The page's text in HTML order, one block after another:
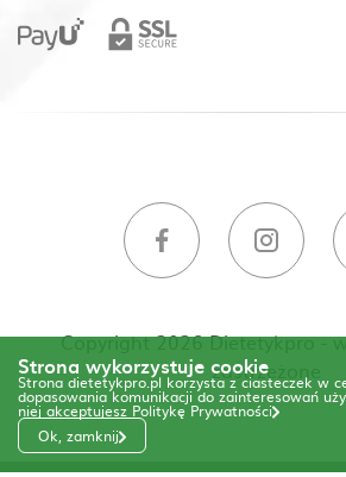
Copyright 2026 Dietetykpro -
zastrzeżone
Strona wykorzystuje cookie
Strona dietetykpro.pl korzysta z ciasteczek w
dopasowania komunikacji do zainteresowań
niej akceptujesz Politykę Prywatności
Ok, zamknij